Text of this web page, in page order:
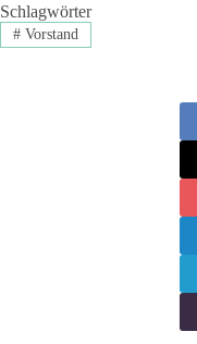
Schlagwörter
#Vorstand